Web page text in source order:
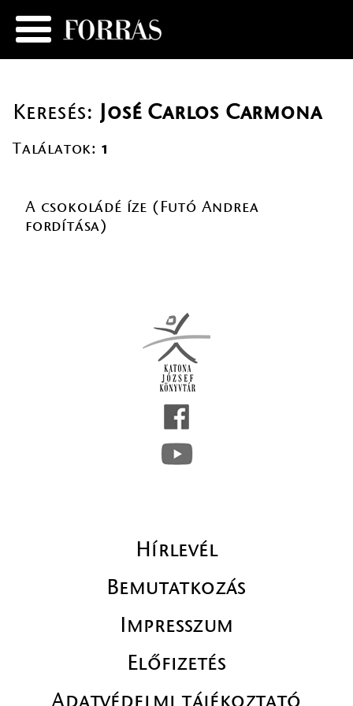
Keresés: José Carlos Carmona
Találatok: 1
A csokoládé íze (Futó Andrea
fordítása)
Hírlevél
Bemutatkozás
Impresszum
Előfizetés
Adatvédelmi tájékoztató